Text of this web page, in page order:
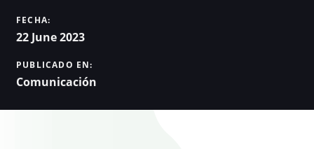
FECHA:
22 June 2023
PUBLICADO EN:
Comunicación